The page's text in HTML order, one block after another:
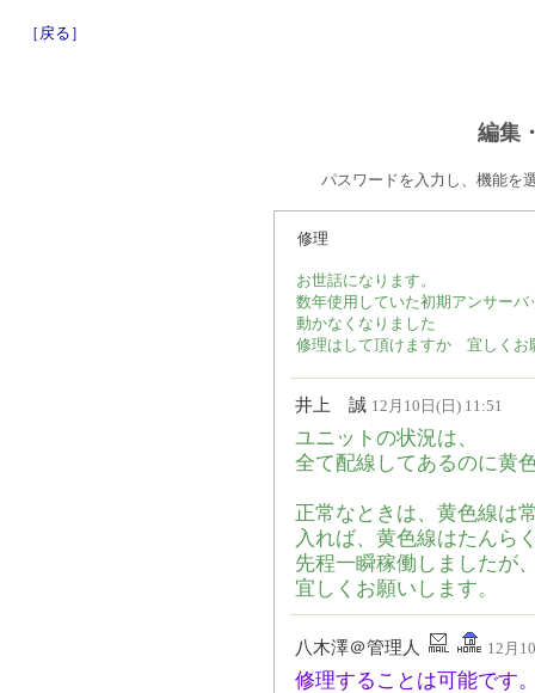
［戻る］
編集
パスワードを入力し、機能を
修理
お世話になります。
数年使用していた初期アンサーバ
動かなくなりました
修理はして頂けますか 宜しくお
井上 誠 12月10日(日) 11:51
ユニットの状況は、
全て配線してあるのに黄
正常なときは、黄色線は
入れば、黄色線はたんら
先程一瞬稼働しましたが
宜しくお願いします。
八木澤＠管理人 12月
修理することは可能です